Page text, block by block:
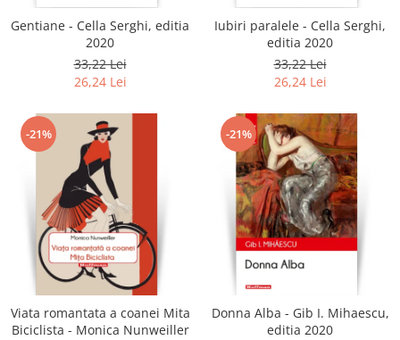
Gentiane - Cella Serghi, editia
2020
33,22 Lei
26,24 Lei
Iubiri paralele - Cella Serghi,
editia 2020
33,22 Lei
26,24 Lei
-21%
Viata romantata a coanei Mita
Biciclista - Monica Nunweiller
-21%
Donna Alba - Gib I. Mihaescu,
editia 2020